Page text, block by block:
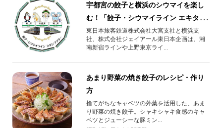
宇都宮の餃子と横浜のシウマイを楽し
む！「餃子・シウマイライン エキタグ
スタンプラリー」を開催！
東日本旅客鉄道株式会社大宮支社と横浜支
社、株式会社ジェイアール東日本企画は、湘
南新宿ラインや上野東京ライ...
あまり野菜の焼き餃子のレシピ・作り
方
捨てがちなキャベツの外葉を活用した、あま
り野菜の焼き餃子。シャキシャキ食感のキャ
ベツとジューシーな豚ミン...